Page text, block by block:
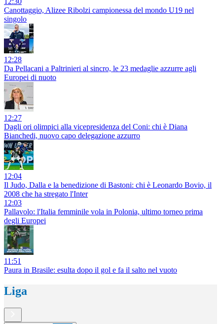
Canottaggio, Alizee Ribolzi campionessa del mondo U19 nel
singolo
12:28
Da Pellacani a Paltrinieri al sincro, le 23 medaglie azzurre agli
Europei di nuoto
12:27
Dagli ori olimpici alla vicepresidenza del Coni: chi è Diana
Bianchedi, nuovo capo delegazione azzurro
12:04
Il Judo, Dalla e la benedizione di Bastoni: chi è Leonardo Bovio, il
2008 che ha stregato l'Inter
12:03
Pallavolo: l'Italia femminile vola in Polonia, ultimo torneo prima
degli Europei
11:51
Paura in Brasile: esulta dopo il gol e fa il salto nel vuoto
Liga